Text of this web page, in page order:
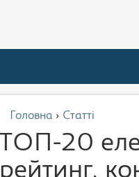
Головна › Статті
ТОП-20
рейтинг,